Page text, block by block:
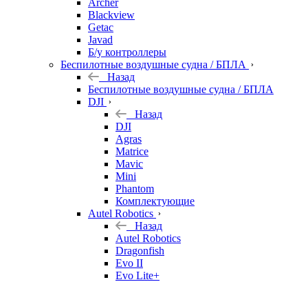
Archer
Blackview
Getac
Javad
Б/у контроллеры
Беспилотные воздушные судна / БПЛА
Назад
Беспилотные воздушные судна / БПЛА
DJI
Назад
DJI
Agras
Matrice
Mavic
Mini
Phantom
Комплектующие
Autel Robotics
Назад
Autel Robotics
Dragonfish
Evo II
Evo Lite+